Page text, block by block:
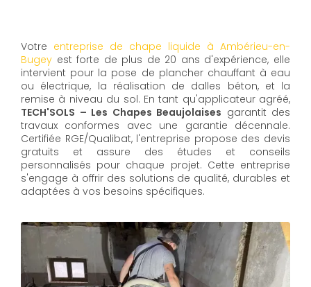
Votre entreprise de chape liquide à Ambérieu-en-
Bugey est forte de plus de 20 ans d'expérience, elle
intervient pour la pose de plancher chauffant à eau
ou électrique, la réalisation de dalles béton, et la
remise à niveau du sol. En tant qu'applicateur agréé,
TECH'SOLS – Les Chapes Beaujolaises garantit des
travaux conformes avec une garantie décennale.
Certifiée RGE/Qualibat, l'entreprise propose des devis
gratuits et assure des études et conseils
personnalisés pour chaque projet. Cette entreprise
s'engage à offrir des solutions de qualité, durables et
adaptées à vos besoins spécifiques.